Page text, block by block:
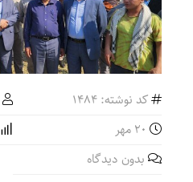
کد نوشته: 1484
بدون دیدگاه